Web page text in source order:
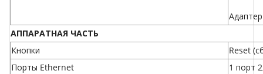
АППАРАТНАЯ ЧАСТЬ
Кнопки
Reset
Порты Ethernet
1 порт